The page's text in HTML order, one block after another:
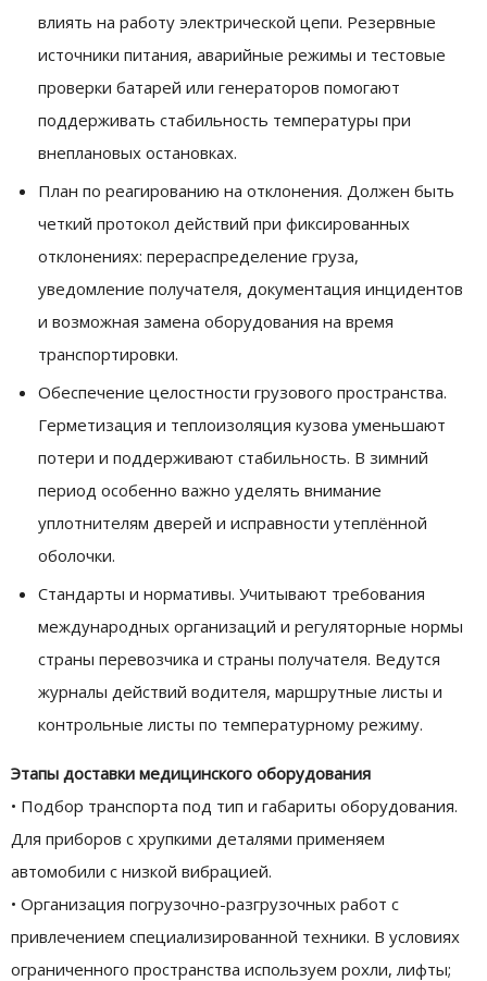
влиять на работу электрической цепи. Резервные
источники питания, аварийные режимы и тестовые
проверки батарей или генераторов помогают
поддерживать стабильность температуры при
внеплановых остановках.
План по реагированию на отклонения. Должен быть
четкий протокол действий при фиксированных
отклонениях: перераспределение груза,
уведомление получателя, документация инцидентов
и возможная замена оборудования на время
транспортировки.
Обеспечение целостности грузового пространства.
Герметизация и теплоизоляция кузова уменьшают
потери и поддерживают стабильность. В зимний
период особенно важно уделять внимание
уплотнителям дверей и исправности утеплённой
оболочки.
Стандарты и нормативы. Учитывают требования
международных организаций и регуляторные нормы
страны перевозчика и страны получателя. Ведутся
журналы действий водителя, маршрутные листы и
контрольные листы по температурному режиму.
Этапы доставки медицинского оборудования
• Подбор транспорта под тип и габариты оборудования.
Для приборов с хрупкими деталями применяем
автомобили с низкой вибрацией.
• Организация погрузочно-разгрузочных работ с
привлечением специализированной техники. В условиях
ограниченного пространства используем рохли, лифты;